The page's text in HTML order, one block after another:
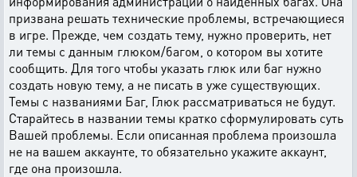
призвана решать технические проблемы, встречающиеся
в игре. Прежде, чем создать тему, нужно проверить, нет
ли темы с данным глюком/багом, о котором вы хотите
сообщить. Для того чтобы указать глюк или баг нужно
создать новую тему, а не писать в уже существующих.
Темы с названиями Баг, Глюк рассматриваться не будут.
Старайтесь в названии темы кратко сформулировать суть
Вашей проблемы. Если описанная проблема произошла
не на вашем аккаунте, то обязательно укажите аккаунт,
где она произошла.